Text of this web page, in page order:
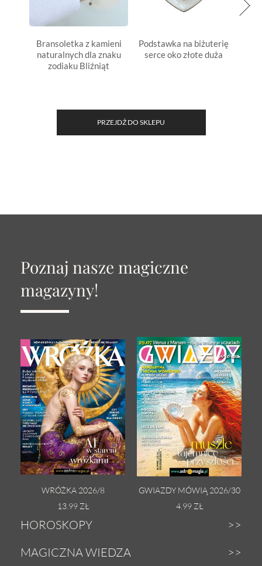
Bransoletka z kamieni
naturalnych dla znaku
zodiaku Bliźniąt
Podstawka na biżuterię
serce oko złote duża
PRZEJDŹ DO SKLEPU
Poznaj nasze magiczne
magazyny!
WRÓŻKA 2026/8
13.99 ZŁ
GWIAZDY MÓWIĄ 2026/30
4.99 ZŁ
HOROSKOPY
Dzienny
MAGICZNA WIEDZA